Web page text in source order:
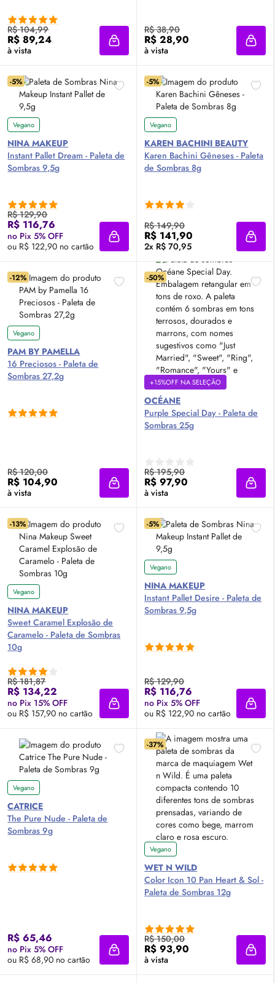
R$ 104,99
R$ 89,24
à vista Adicionar à sacola
R$ 38,90
R$ 28,90
à vista
-5%
Vegano
NINA MAKEUP
Instant Pallet Dream - Paleta de
Sombras 9,5g
R$ 129,90
R$ 116,76
no Pix 5% OFF
ou R$ 122,90 no cartão
Adicionar à sacola
-5%
Vegano
KAREN BACHINI BEAUTY
Karen Bachini Gêneses - Paleta
de Sombras 8g
R$ 149,90
R$ 141,90
2x R$ 70,95
-12%
Vegano
PAM BY PAMELLA
16 Preciosos - Paleta de
Sombras 27,2g
R$ 120,00
R$ 104,90
à vista Adicionar à sacola
-50%
+15%OFF NA SELEÇÃO
OCÉANE
Purple Special Day - Paleta de
Sombras 25g
R$ 195,90
R$ 97,90
à vista
-13%
Vegano
NINA MAKEUP
Sweet Caramel Explosão de
Caramelo - Paleta de Sombras
10g
R$ 181,87
R$ 134,22
no Pix 15% OFF
ou R$ 157,90 no cartão
Adicionar à sacola
-5%
Vegano
NINA MAKEUP
Instant Pallet Desire - Paleta de
Sombras 9,5g
R$ 129,90
R$ 116,76
no Pix 5% OFF
ou R$ 122,90 no cartão
Vegano
CATRICE
The Pure Nude - Paleta de
Sombras 9g
R$ 65,46
no Pix 5% OFF
ou R$ 68,90 no cartão
Adicionar à sacola
-37%
Vegano
WET N WILD
Color Icon 10 Pan Heart & Sol -
Paleta de Sombras 12g
R$ 150,00
R$ 93,90
à vista